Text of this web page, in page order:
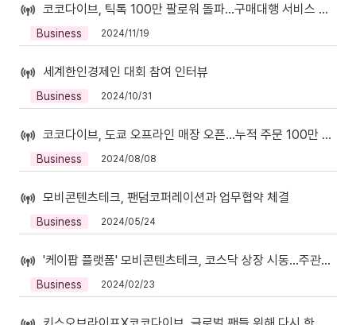
코코다이브, 틱톡 100만 팔로워 돌파…구매대행 서비스 COKO BUY 4U 론칭
Business 2024/11/19
세계한인경제인 대회 참여 인터뷰
Business 2024/10/31
코코다이브, 도쿄 오프라인 매장 오픈…누적 주문 100만 건 돌파
Business 2024/08/08
모비콘텐츠테크, 팬덤코퍼레이션과 업무협약 체결
Business 2024/05/24
'케이팝 플랫폼' 모비콘텐츠테크, 코스닥 상장 시동...주관사 대신증권
Business 2024/02/23